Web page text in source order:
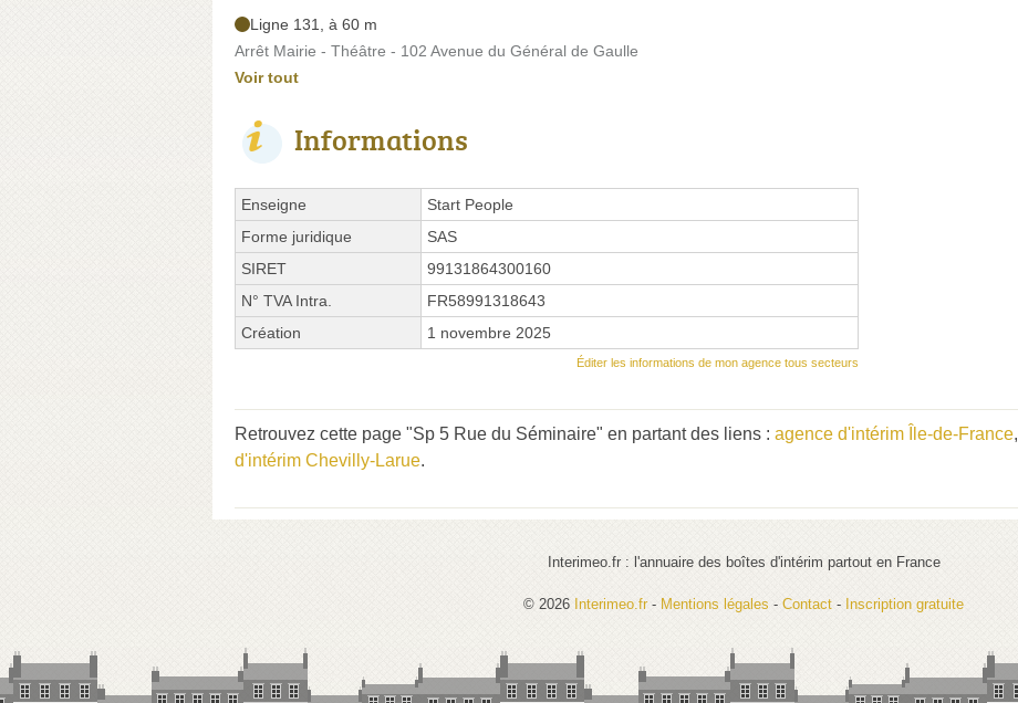
Ligne 131, à 60 m
Arrêt Mairie - Théâtre - 102 Avenue du Général de Gaulle
Voir tout
Informations
Enseigne
Start People
Forme juridique
SAS
SIRET
99131864300160
N° TVA Intra.
FR58991318643
Création
1 novembre 2025
Éditer les informations de mon agence tous secteurs
Retrouvez cette page "Sp 5 Rue du Séminaire" en partant des liens : agence d'intérim Île-de-France,
d'intérim Chevilly-Larue.
Interimeo.fr : l'annuaire des boîtes d'intérim partout en France
© 2026 Interimeo.fr - Mentions légales - Contact - Inscription gratuite